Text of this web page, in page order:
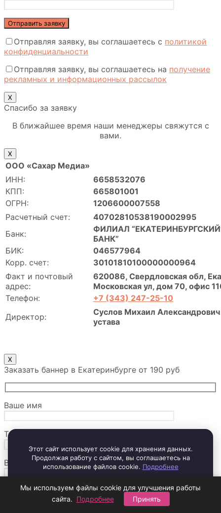
Отправляя заявку, вы соглашаетесь с политикой
конфиденциальности
Отправляя заявку, вы соглашаетесь на получение
рекламных и информационных рассылок
Х
Спасибо за заявку
В ближайшее время наши менеджеры свяжутся с
вами.
Х
ООО «Сахар Медиа»
ИНН:
6658532076
КПП:
665801001
ОГРН:
1206600007558
Расчетный счет:
40702810538190002995
Банк:
ФИЛИАЛ
БАНК”
БИК:
046577964
Корр. счет:
30101810100000000964
Факт и почтовый
адрес:
620086, Свердловская обл,
Московская ул, дом 70, офис
Телефон:
+7 (343) 247-25-10
Директор:
Суслов Михаил Александрович
устава
X
Заказать баннер в Екатеринбурге от 190 руб
Ваше имя
Телефон*
Ваш вопрос?
Этот сайт использует cookie для хранения данных.
Продолжая работу с сайтом, вы соглашаетесь на
использование файлов cookie. Подробнее
Принять и закрыть
Мы используем файлы cookie для улучшения работы
сайта. Подробнее Принять